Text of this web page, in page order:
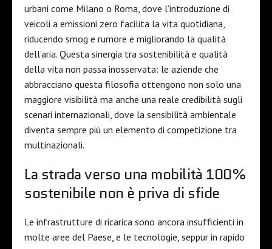
urbani come Milano o Roma, dove l’introduzione di
veicoli a emissioni zero facilita la vita quotidiana,
riducendo smog e rumore e migliorando la qualità
dell’aria. Questa sinergia tra sostenibilità e qualità
della vita non passa inosservata: le aziende che
abbracciano questa filosofia ottengono non solo una
maggiore visibilità ma anche una reale credibilità sugli
scenari internazionali, dove la sensibilità ambientale
diventa sempre più un elemento di competizione tra
multinazionali.
La strada verso una mobilità 100%
sostenibile non è priva di sfide
Le infrastrutture di ricarica sono ancora insufficienti in
molte aree del Paese, e le tecnologie, seppur in rapido